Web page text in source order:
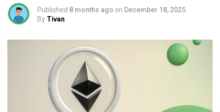
Published 8 months ago on December 18, 2025
By Tivan